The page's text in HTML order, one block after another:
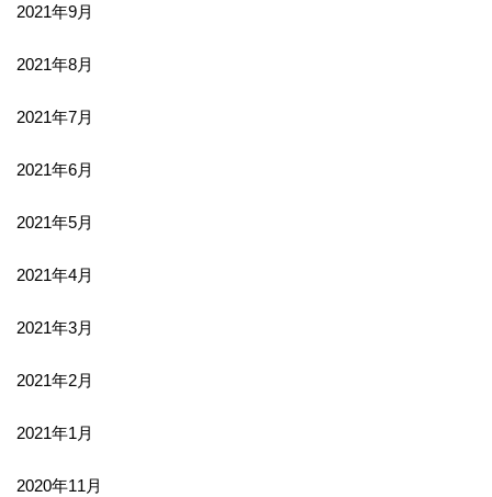
2021年9月
2021年8月
2021年7月
2021年6月
2021年5月
2021年4月
2021年3月
2021年2月
2021年1月
2020年11月